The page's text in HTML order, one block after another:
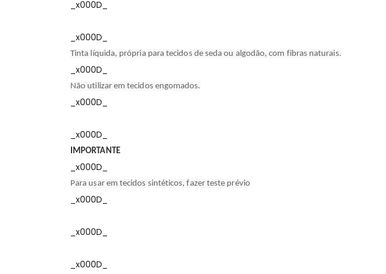
_x000D_
_x000D_
Tinta líquida, própria para tecidos de seda ou algodão, com fibras naturais.
_x000D_
Não utilizar em tecidos engomados.
_x000D_
_x000D_
IMPORTANTE
_x000D_
Para usar em tecidos sintéticos, fazer teste prévio
_x000D_
_x000D_
_x000D_